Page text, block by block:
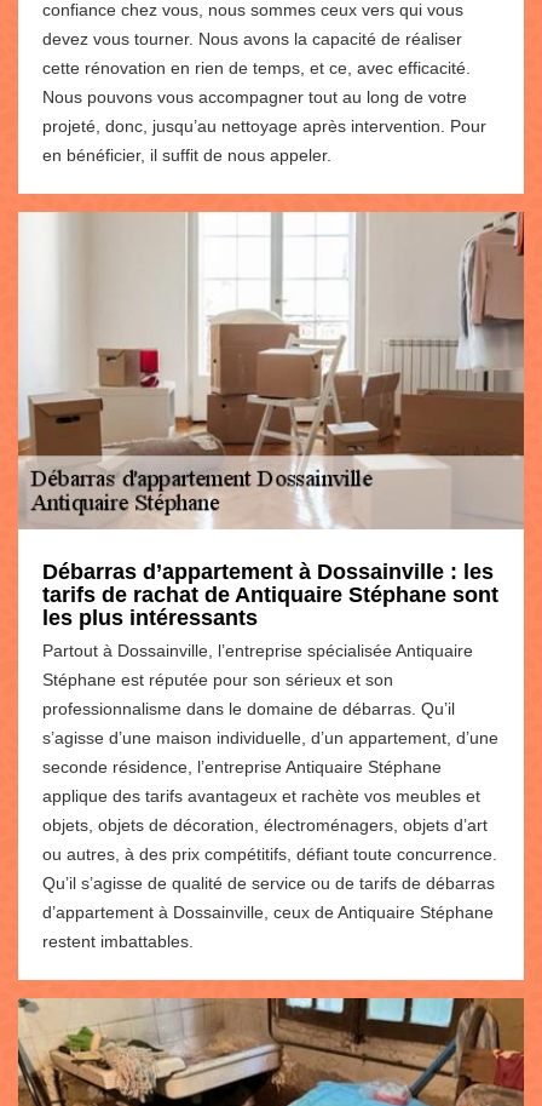
confiance chez vous, nous sommes ceux vers qui vous
devez vous tourner. Nous avons la capacité de réaliser
cette rénovation en rien de temps, et ce, avec efficacité.
Nous pouvons vous accompagner tout au long de votre
projeté, donc, jusqu’au nettoyage après intervention. Pour
en bénéficier, il suffit de nous appeler.
Débarras d’appartement à Dossainville : les
tarifs de rachat de Antiquaire Stéphane sont
les plus intéressants
Partout à Dossainville, l’entreprise spécialisée Antiquaire
Stéphane est réputée pour son sérieux et son
professionnalisme dans le domaine de débarras. Qu’il
s’agisse d’une maison individuelle, d’un appartement, d’une
seconde résidence, l’entreprise Antiquaire Stéphane
applique des tarifs avantageux et rachète vos meubles et
objets, objets de décoration, électroménagers, objets d’art
ou autres, à des prix compétitifs, défiant toute concurrence.
Qu’il s’agisse de qualité de service ou de tarifs de débarras
d’appartement à Dossainville, ceux de Antiquaire Stéphane
restent imbattables.